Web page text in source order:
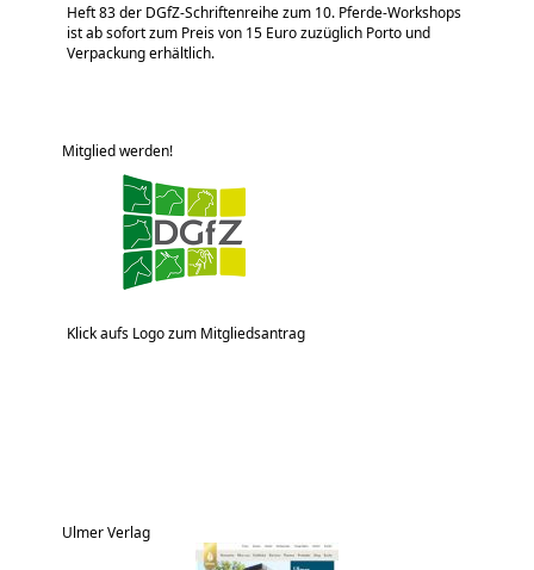
Heft 83 der DGfZ-Schriftenreihe zum 10. Pferde-Workshops
ist ab sofort zum Preis von 15 Euro zuzüglich Porto und
Verpackung erhältlich.
Mitglied werden!
Klick aufs Logo zum Mitgliedsantrag
Ulmer Verlag